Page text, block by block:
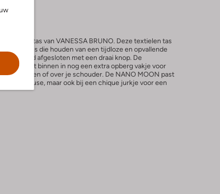
schoudertas van VANESSA BRUNO. Deze textielen tas
dames die houden van een tijdloze en opvallende
en word afgesloten met een draai knop. De
en heeft binnen in nog een extra opberg vakje voor
te dragen of over je schouder. De NANO MOON past
witte blouse, maar ook bij een chique jurkje voor een